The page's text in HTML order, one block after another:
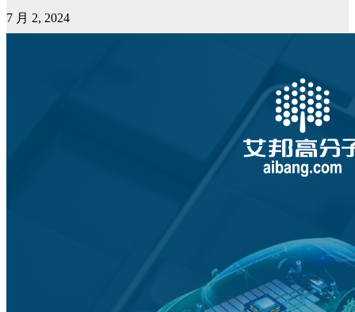
7 月 2, 2024